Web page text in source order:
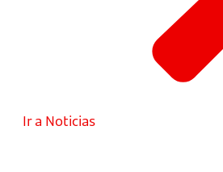
Ir a Noticias